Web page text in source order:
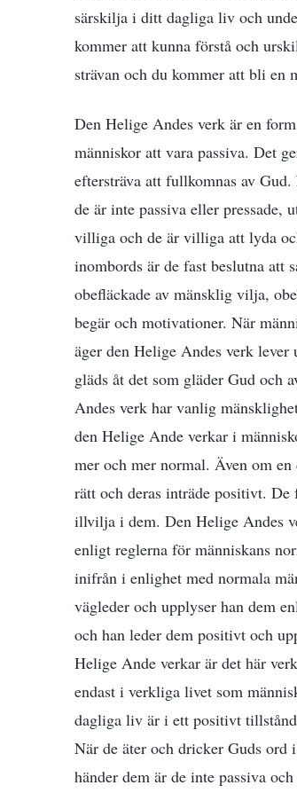
särskilja i ditt dagliga liv och
kommer att kunna förstå och
strävan och du kommer att bli en
Den Helige Andes verk är en
människor att vara passiva. Det
eftersträva att fullkomnas av
de är inte passiva eller pressade,
villiga och de är villiga att lyda
inombords är de fast beslutna att
obefläckade av mänsklig vilja,
begär och motivationer. När
äger den Helige Andes verk
gläds åt det som gläder Gud och
Andes verk har vanlig
den Helige Ande verkar i
mer och mer normal. Även om en
rätt och deras inträde positivt.
illvilja i dem. Den Helige Andes
enligt reglerna för människans
inifrån i enlighet med normala
vägleder och upplyser han dem
och han leder dem positivt och
Helige Ande verkar är det här
endast i verkliga livet som
dagliga liv är i ett positivt
När de äter och dricker Guds ord
händer dem är de inte passiva